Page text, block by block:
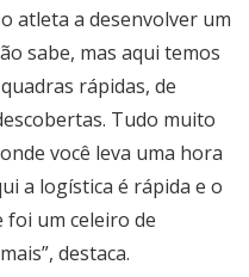
atleta a desenvolver um
sabe, mas aqui temos
rápidas, de
Tudo muito
você leva uma hora
a logística é rápida e o
foi um celeiro de
destaca.